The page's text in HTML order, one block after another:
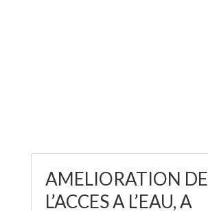
AMELIORATION DE
L’ACCES A L’EAU, A